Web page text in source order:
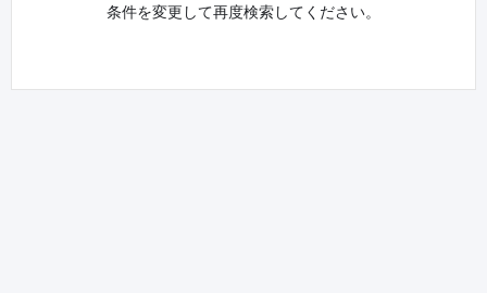
条件を変更して再度検索してください。